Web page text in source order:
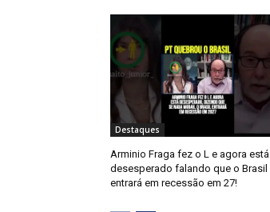
Destaques
Arminio Fraga fez o L e agora está
desesperado falando que o Brasil
entrará em recessão em 27!